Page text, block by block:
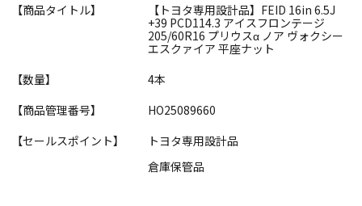
【商品タイトル】
【トヨタ専用設計品】FEID 16in 6.5J
+39 PCD114.3 アイスフロンテージ
205/60R16 プリウスα ノア ヴォクシー
エスクァイア 平座ナット
【数量】
4本
【商品管理番号】
HO25089660
【セールスポイント】
トヨタ専用設計品
倉庫保管品